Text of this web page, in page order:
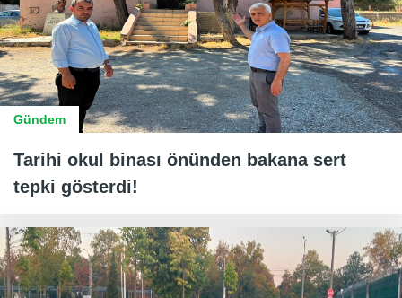
Gündem
Tarihi okul binası önünden bakana sert
tepki gösterdi!